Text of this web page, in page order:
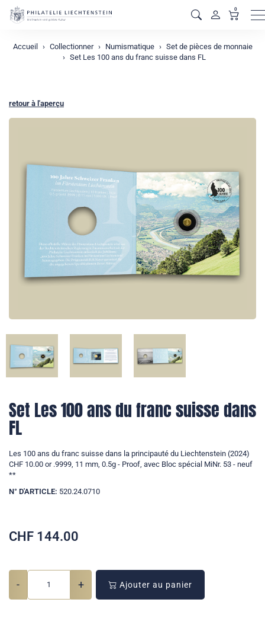
0
Accueil Collectionner Numismatique
Set de pièces de monnaie
Set Les 100 ans du franc suisse dans FL
retour à l'aperçu
Set Les 100 ans du franc suisse dans
FL
Les 100 ans du franc suisse dans la principauté du Liechtenstein (2024)
CHF 10.00 or .9999, 11 mm, 0.5g - Proof, avec Bloc spécial MiNr. 53 - neuf
**
N° D'ARTICLE: 520.24.0710
CHF 144.00
- + Ajouter au panier